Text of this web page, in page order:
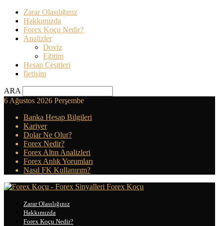
Zarar Olasılığınız
Hakkımızda
Forex Koçu Nedir?
Analizler
Doviz
Eğitim
Hesap Çeşitleri
İletişim
ARA
6 Ağustos 2026 Perşembe
Banka Hesap Bilgileri
Kariyer
Dolar Ne Olur?
Forex Nedir?
Forex Altın Analizleri
Forex Anlık Yorumları
Nasıl FK Kullanırım?
Forex Koçu
Zarar Olasılığınız
Hakkımızda
Forex Koçu Nedir?